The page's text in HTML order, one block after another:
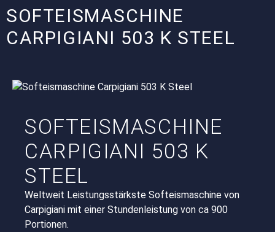
SOFTEISMASCHINE
CARPIGIANI 503 K STEEL
SOFTEISMASCHINE
CARPIGIANI 503 K
STEEL
Weltweit Leistungsstärkste Softeismaschine von
Carpigiani mit einer Stundenleistung von ca 900
Portionen.